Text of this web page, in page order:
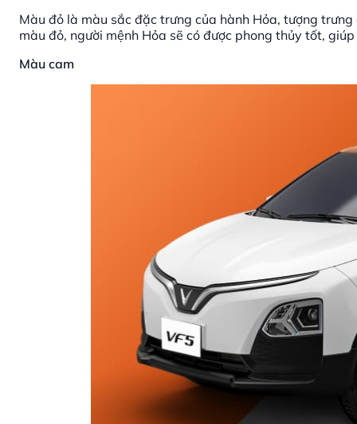
Màu đỏ là màu sắc đặc trưng của hành Hỏa, tượng
màu đỏ, người mệnh Hỏa sẽ có được phong thủy tốt,
Màu cam